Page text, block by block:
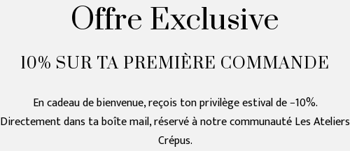
Offre Exclusive
10% SUR TA PREMIÈRE COMMANDE
En cadeau de bienvenue, reçois ton privilège estival de −10%.
Directement dans ta boîte mail, réservé à notre communauté Les Ateliers
Crépus.